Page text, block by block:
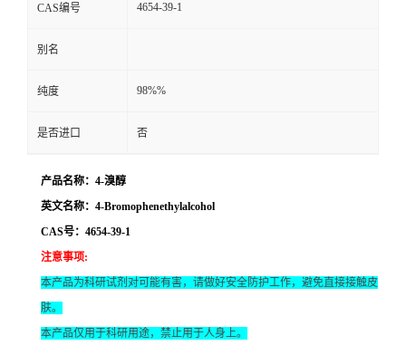
CAS编号 4654-39-1
别名
纯度 98%%
是否进口 否
产品名称：4-溴醇
英文名称：4-Bromophenethylalcohol
CAS号：4654-39-1
注意事项:
本产品为科研试剂对可能有害，请做好安全防护工作，避免直接接触皮
肤。
本产品仅用于科研用途，禁止用于人身上。